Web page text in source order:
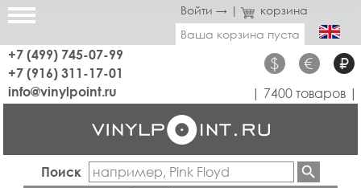
Войти → |
корзина
Ваша корзина пуста
+7 (499) 745-07-99
+7 (916) 311-17-01
$ € ₽
info@vinylpoint.ru | 7400 товаров |
Поиск